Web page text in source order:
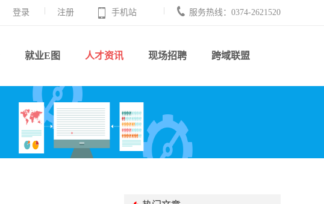
登录 注册 手机站 服务热线：0374-2621520
就业E图 人才资讯 现场招聘 跨域联盟